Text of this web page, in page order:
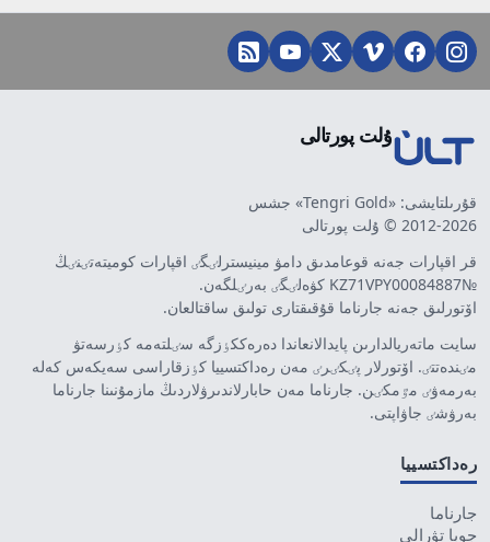
ۇلت پورتالى
قۇرىلتايشى: «Tengri Gold» جشس
2012-2026 © ۇلت پورتالى
قر اقپارات جەنە قوعامدىق دامۋ مينيسترلٸگٸ اقپارات كوميتەتٸنٸڭ
№KZ71VPY00084887 كۋەلٸگٸ بەرٸلگەن.
اۆتورلىق جەنە جارناما قۇقىقتارى تولىق ساقتالعان.
سايت ماتەريالدارىن پايدالانعاندا دەرەككٶزگە سٸلتەمە كٶرسەتۋ
مٸندەتتٸ. اۆتورلار پٸكٸرٸ مەن رەداكتسييا كٶزقاراسى سەيكەس كەلە
بەرمەۋٸ مٷمكٸن. جارناما مەن حابارلاندىرۋلاردىڭ مازمۇنىنا جارناما
بەرۋشٸ جاۋاپتى.
رەداكتسييا
جارناما
جوبا تۋرالى